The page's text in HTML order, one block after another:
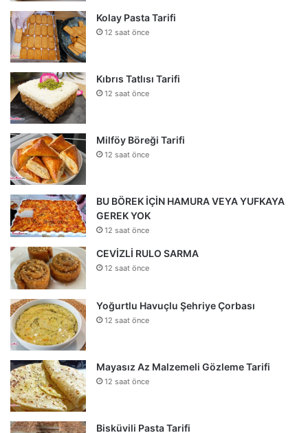
Kolay Pasta Tarifi
12 saat önce
Kıbrıs Tatlısı Tarifi
12 saat önce
Milföy Böreği Tarifi
12 saat önce
BU BÖREK İÇİN HAMURA VEYA YUFKAYA
GEREK YOK
12 saat önce
CEVİZLİ RULO SARMA
12 saat önce
Yoğurtlu Havuçlu Şehriye Çorbası
12 saat önce
Mayasız Az Malzemeli Gözleme Tarifi
12 saat önce
Bisküvili Pasta Tarifi